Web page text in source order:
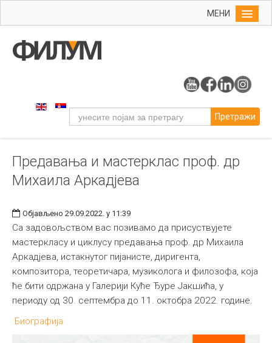
МЕНИ
Упис
Уметност
Музичка уметност
Примењена и ликовна уметност
Издаваштво
Библиотека
Међународна
Претражи
Предавања и мастерклас проф. др
Михаила Аркадјева
Објављено 29.09.2022. у 11:39
Са задовољством вас позивамо да присуствујете
мастеркласу и циклусу предавања проф. др Михаила
Аркадјева, истакнутог пијанисте, диригента,
композитора, теоретичара, музиколога и филозофа, која
ће бити одржана у Галерији Куће Ђуре Јакшића, у
периоду од 30. септембра до 11. октобра 2022. године.
Биографија